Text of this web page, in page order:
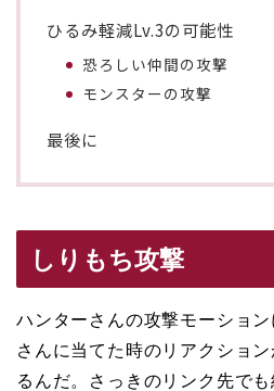
ひるみ軽減Lv.3の可能性
恐ろしい仲間の攻撃
モンスターの攻撃
最後に
しりもち攻撃
ハンターさんの攻撃モーショ
さんに当てた時のリアクショ
るんだ。さっきのリンク先で